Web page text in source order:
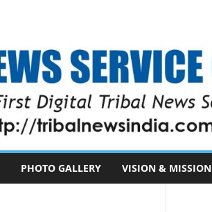
PHOTO GALLERY VISION & MISSION